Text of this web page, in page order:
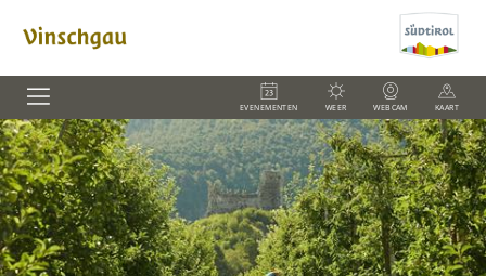
EVENEMENTEN WEER WEBCAM KAART